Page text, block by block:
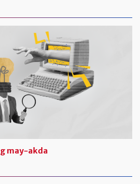
may-akda